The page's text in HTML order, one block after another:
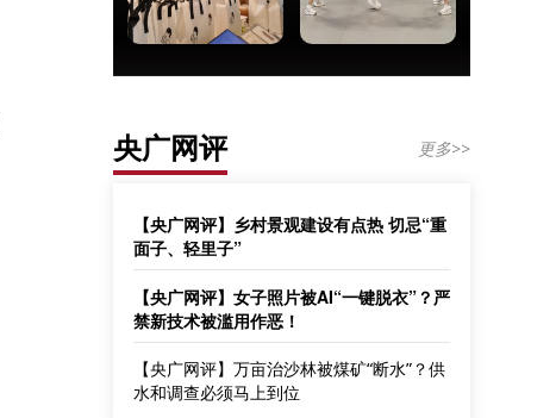
央广网评 更多>>
【央广网评】乡村景观建设有点热 切忌“重
面子、轻里子”
【央广网评】女子照片被AI“一键脱衣”？严
禁新技术被滥用作恶！
【央广网评】万亩治沙林被煤矿“断水”？供
水和调查必须马上到位